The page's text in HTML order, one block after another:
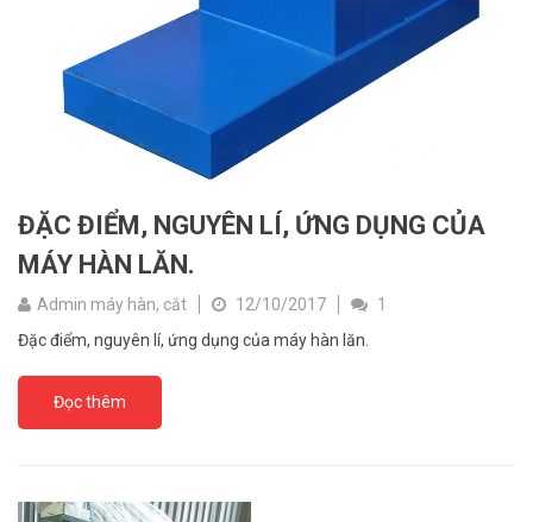
ĐẶC ĐIỂM, NGUYÊN LÍ, ỨNG DỤNG CỦA
MÁY HÀN LĂN.
Admin máy hàn, cắt 12/10/2017
1
Đặc điểm, nguyên lí, ứng dụng của máy hàn lăn.
Đọc thêm